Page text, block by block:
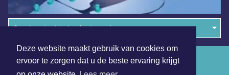
Deze website maakt gebruik van cookies om
ervoor te zorgen dat u de beste ervaring krijgt
Overige dagbladen in de regio
Algemene voorwaarden